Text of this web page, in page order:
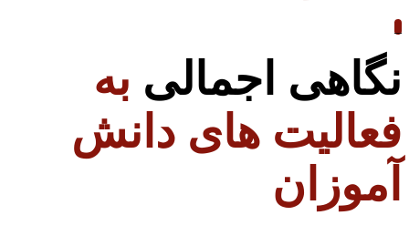
_
نگاهی اجمالی به
فعالیت های دانش
آموزان